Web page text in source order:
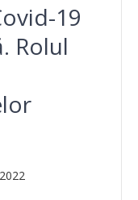
19
Rolul